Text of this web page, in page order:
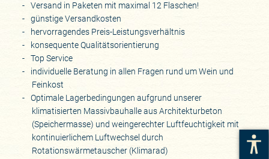
Versand in Paketen mit maximal 12 Flaschen!
günstige Versandkosten
hervorragendes Preis-Leistungsverhältnis
konsequente Qualitätsorientierung
Top Service
individuelle Beratung in allen Fragen rund um Wein und
Feinkost
Optimale Lagerbedingungen aufgrund unserer
klimatisierten Massivbauhalle aus Architekturbeton
(Speichermasse) und weingerechter Luftfeuchtigkeit mit
kontinuierlichem Luftwechsel durch
Rotationswärmetauscher (Klimarad)